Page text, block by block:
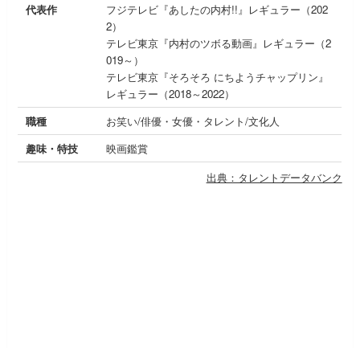
代表作
フジテレビ『あしたの内村!!』レギュラー（202
2）
テレビ東京『内村のツボる動画』レギュラー（2
019～）
テレビ東京『そろそろ にちようチャップリン』
レギュラー（2018～2022）
職種
お笑い/俳優・女優・タレント/文化人
趣味・特技
映画鑑賞
出典：タレントデータバンク